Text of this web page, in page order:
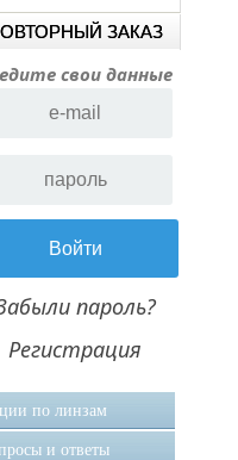
ЗАКАЗ
свои данные
пароль?
Регистрация
по линзам
и ответы